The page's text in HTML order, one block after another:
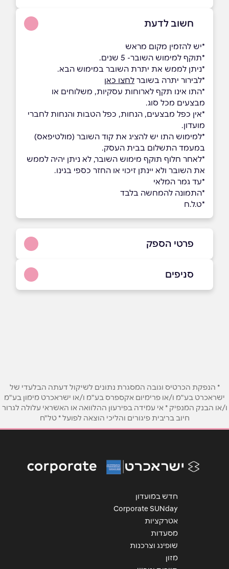
חשוב לדעת
*יש להזמין מקום מראש
*תוקף למימוש השובר- 5 שנים.
*ניתן לממש את יתרת השובר במימוש הבא.
*לבירור יתרה בשובר לחצו כאן
*התו אינו תקף לארוחות עסקיות, משלוחים או
מבצעים מכל סוג.
*אין כפל מבצעים, הנחות, כפל הטבות והנחות לחברי
מועדון.
*למימוש התו יש להציג את קוד השובר (מולטיפאס)
במעמד התשלום בבית העסק.
*לאחר חלוף תוקף מימוש השובר, לא ניתן יהיה לממש
את השובר ולא יינתן זיכוי או החזר כספי בגינו.
*עד גמר המלאי
*התמונה להמחשה בלבד
*ט.ל.ח
פרטי הספק
באתר באינסטגרם
אימייל*
אנא חזרו אלי בקשר ל...
סניפים
* הנפקת הכרטיס וגובה המסגרת נתונים לשיקול דעתה הבלעדי של
ישראכרט בע"מ ו/או פרימיום אקספרס בע"מ ו/או ישראכרט מימון בע"מ
ו/או הבנק המנפיק * אי עמידה בפירעון ההלוואה או האשראי עלולה לגרור
חיוב בריבית פיגורים והליכי הוצאה לפועל * טל"ח
חדש במועדון
Corporate SUNday
אטרקציות
מסעדות
שופינג וצרכנות
מזון